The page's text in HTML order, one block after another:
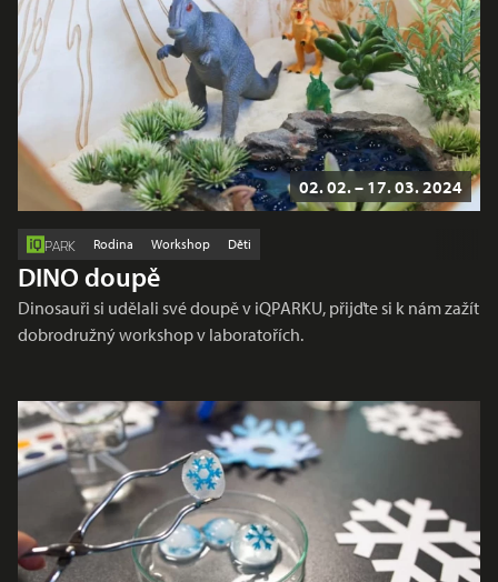
02. 02. – 17. 03. 2024
PARK Rodina Workshop Děti
DINO doupě
Dinosauři si udělali své doupě v iQPARKU, přijďte si k nám zažít
dobrodružný workshop v laboratořích.